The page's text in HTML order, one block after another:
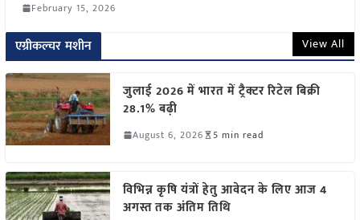
February 15, 2026
एग्रीकल्चर मशीन View All
जुलाई 2026 में भारत में ट्रैक्टर रिटेल बिक्री
28.1% बढ़ी
August 6, 2026 5 min read
विभिन्न कृषि यंत्रों हेतु आवेदन के लिए आज 4
अगस्त तक अंतिम तिथि